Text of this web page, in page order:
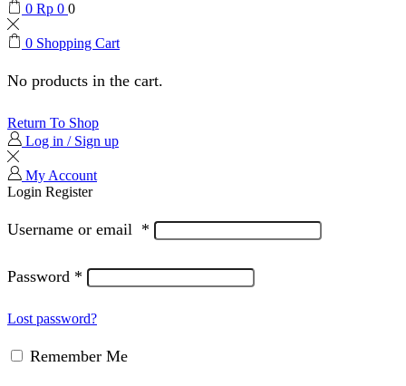
0 Rp 0 0
0 Shopping Cart
No products in the cart.
Return To Shop
Log in / Sign up
My Account
Login Register
Username or email *
Password *
Lost password?
Remember Me